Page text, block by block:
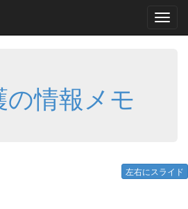
情報メモ
左右にスライド